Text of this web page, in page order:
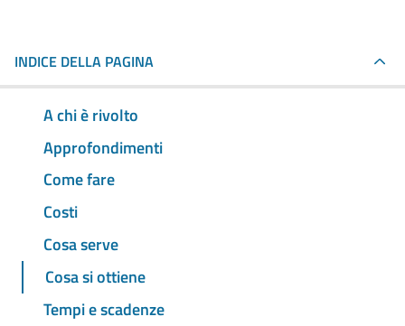
INDICE DELLA PAGINA
A chi è rivolto
Approfondimenti
Come fare
Costi
Cosa serve
Cosa si ottiene
Tempi e scadenze